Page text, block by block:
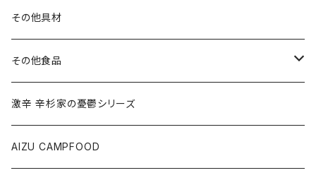
その他具材
その他食品
ご飯のお供
会津の馬刺し
激辛 辛杉家の憂鬱シリーズ
AIZU CAMPFOOD